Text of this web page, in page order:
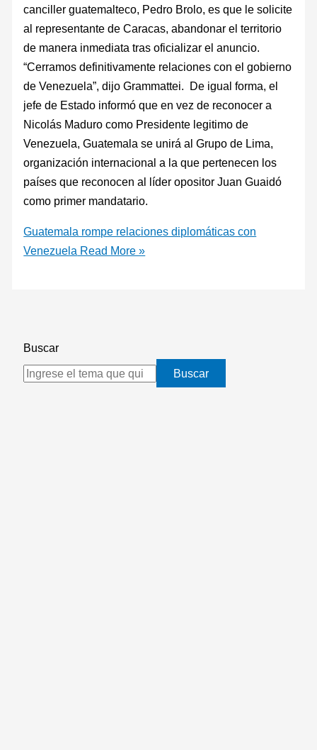
canciller guatemalteco, Pedro Brolo, es que le solicite
al representante de Caracas, abandonar el territorio
de manera inmediata tras oficializar el anuncio.
“Cerramos definitivamente relaciones con el gobierno
de Venezuela”, dijo Grammattei. De igual forma, el
jefe de Estado informó que en vez de reconocer a
Nicolás Maduro como Presidente legitimo de
Venezuela, Guatemala se unirá al Grupo de Lima,
organización internacional a la que pertenecen los
países que reconocen al líder opositor Juan Guaidó
como primer mandatario.
Guatemala rompe relaciones diplomáticas con
Venezuela Read More »
Buscar
Buscar